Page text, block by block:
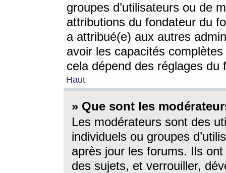
groupes d’utilisateurs ou de
attributions du fondateur du
a attribué(e) aux autres
avoir les capacités
cela dépend des réglages du
Haut
» Que sont les
Les modérateurs sont des
individuels ou groupes
après jour les forums. Ils ont
des sujets, et verrouiller,